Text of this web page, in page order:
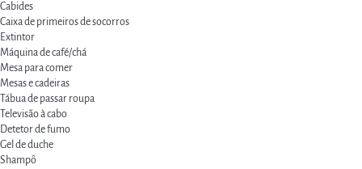
Cabides
Caixa de primeiros de socorros
Extintor
Máquina de café/chá
Mesa para comer
Mesas e cadeiras
Tábua de passar roupa
Televisão à cabo
Detetor de fumo
Gel de duche
Shampô